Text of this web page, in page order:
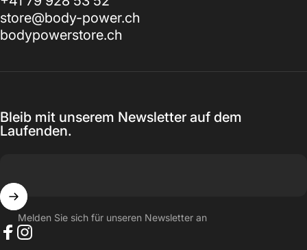
store@body-power.ch
bodypowerstore.ch
Bleib mit unserem Newsletter auf dem
Laufenden.
Melden Sie sich für unseren Newsletter an